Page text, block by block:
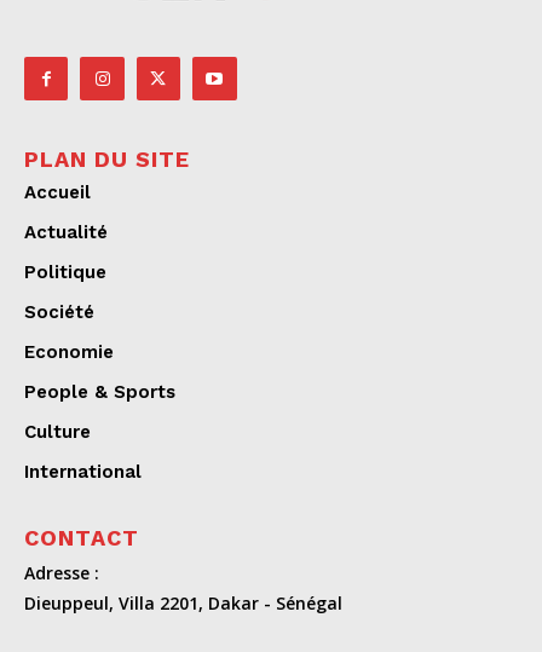
PLAN DU SITE
Accueil
Actualité
Politique
Société
Economie
People & Sports
Culture
International
CONTACT
Adresse :
Dieuppeul, Villa 2201, Dakar - Sénégal